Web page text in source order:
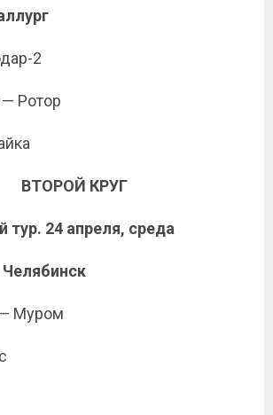
2
Ротор
ВТОРОЙ КРУГ
тур. 24 апреля, среда
Муром